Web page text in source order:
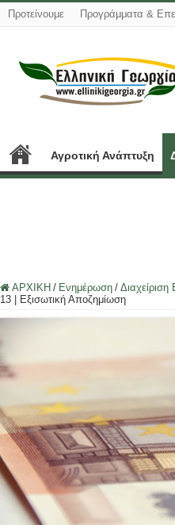
Προτείνουμε Προγράμματα &
Αγροτική Ανάπτυξη
ΑΡΧΙΚΗ / Ενημέρωση /
13 | Εξισωτική Αποζημίωση